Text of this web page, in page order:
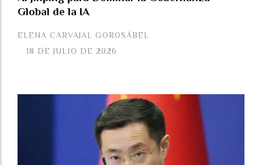
Global de la IA
ELENA CARVAJAL GOROSÁBEL
18 DE JULIO DE 2026